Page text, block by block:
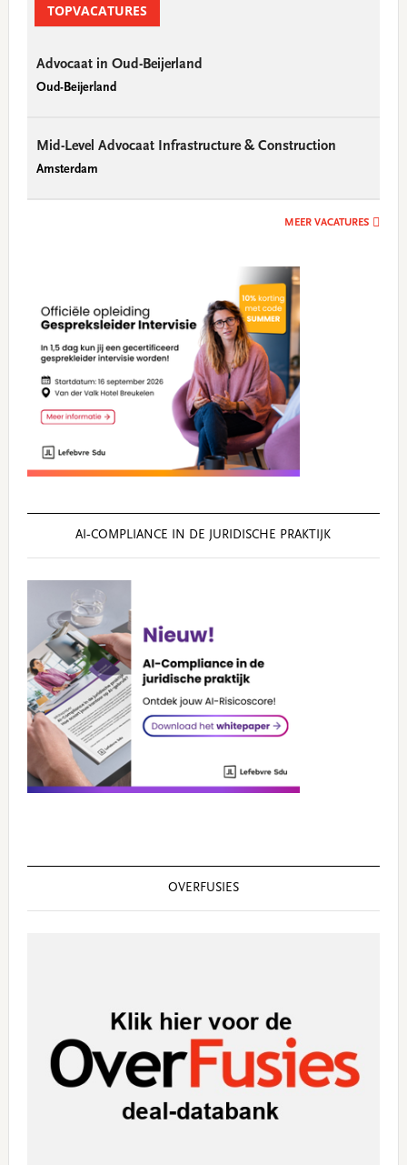
TOPVACATURES
Advocaat in Oud-Beijerland
Oud-Beijerland
Mid-Level Advocaat Infrastructure & Construction
Amsterdam
MEER VACATURES
AI‑COMPLIANCE IN DE JURIDISCHE PRAKTIJK
OVERFUSIES